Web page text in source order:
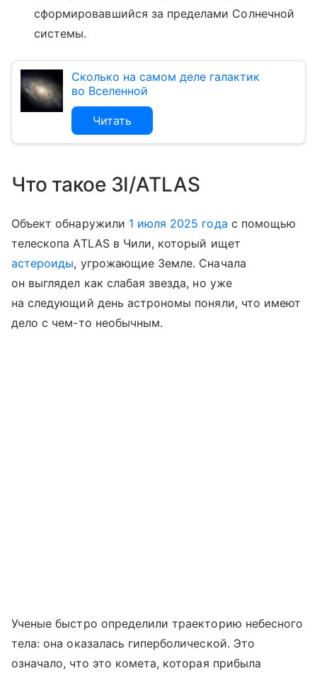
сформировавшийся за пределами Солнечной
системы.
Сколько на самом деле галактик
во Вселенной
Читать
Что такое 3I/ATLAS
Объект обнаружили 1 июля 2025 года с помощью
телескопа ATLAS в Чили, который ищет
астероиды, угрожающие Земле. Сначала
он выглядел как слабая звезда, но уже
на следующий день астрономы поняли, что имеют
дело с чем-то необычным.
Ученые быстро определили траекторию небесного
тела: она оказалась гиперболической. Это
означало, что это комета, которая прибыла